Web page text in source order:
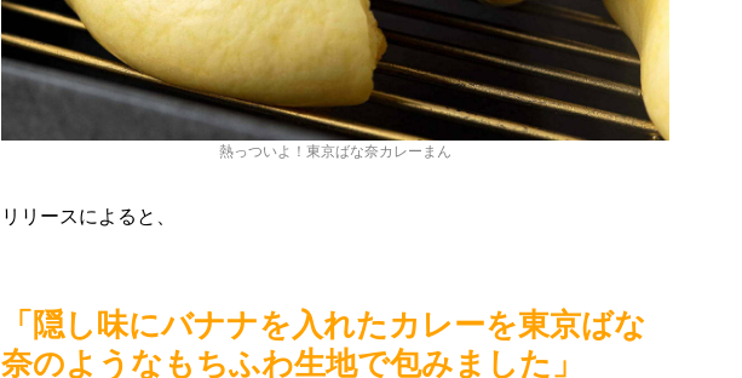
熱っついよ！東京ばな奈カレーまん
リリースによると、
「隠し味にバナナを入れたカレーを東京ばな
奈のようなもちふわ生地で包みました」